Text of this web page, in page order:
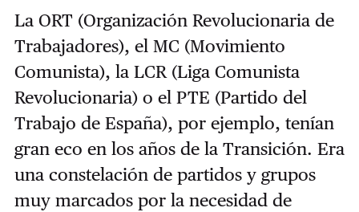
La ORT (Organización Revolucionaria de
Trabajadores), el MC (Movimiento
Comunista), la LCR (Liga Comunista
Revolucionaria) o el PTE (Partido del
Trabajo de España), por ejemplo, tenían
gran eco en los años de la Transición. Era
una constelación de partidos y grupos
muy marcados por la necesidad de